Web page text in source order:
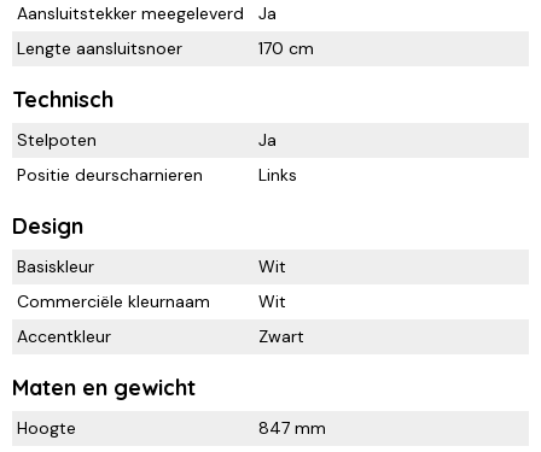
Aansluitstekker meegeleverd
Ja
Lengte aansluitsnoer
170 cm
Technisch
Stelpoten
Ja
Positie deurscharnieren
Links
Design
Basiskleur
Wit
Commerciële kleurnaam
Wit
Accentkleur
Zwart
Maten en gewicht
Hoogte
847 mm